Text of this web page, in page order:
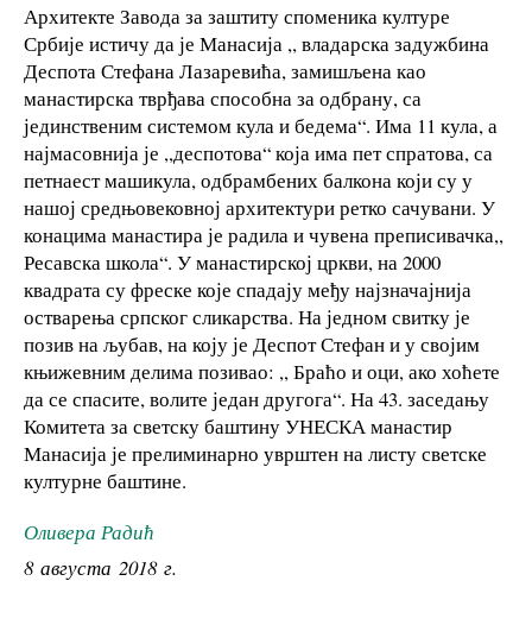
Архитекте Завода за заштиту споменика културе
Србије истичу да је Манасија ,, владарска задужбина
Деспота Стефана Лазаревића, замишљена као
манастирска тврђава способна за одбрану, са
јединственим системом кула и бедема“. Има 11 кула, а
најмасовнија је ,,деспотова“ која има пет спратова, са
петнаест машикула, одбрамбених балкона који су у
нашој средњовековној архитектури ретко сачувани. У
конацима манастира је радила и чувена преписивачка,,
Ресавска школа“. У манастирској цркви, на 2000
квадрата су фреске које спадају међу најзначајнија
остварења српског сликарства. На једном свитку је
позив на љубав, на коју је Деспот Стефан и у својим
књижевним делима позивао: ,, Браћо и оци, ако хоћете
да се спасите, волите један другога“. На 43. заседању
Комитета за светску баштину УНЕСКА манастир
Манасија је прелиминарно уврштен на листу светске
културне баштине.
Оливера Радић
8 августа 2018 г.